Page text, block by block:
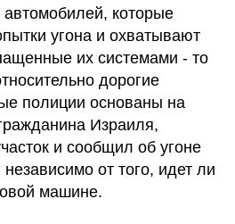
автомобилей, которые
угона и охватывают
их системами - то
дорогие
полиции основаны на
Израиля,
и сообщил об угоне
от того, идет ли
машине.